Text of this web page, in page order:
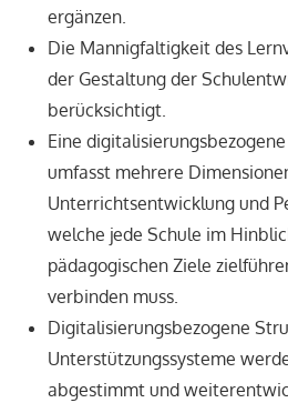
ergänzen.
Die Mannigfaltigkeit des
der Gestaltung der
berücksichtigt.
Eine
umfasst mehrere
Unterrichtsentwicklung und
welche jede Schule im
pädagogischen Ziele
verbinden muss.
Digitalisierungsbezogene
Unterstützungssysteme
abgestimmt und